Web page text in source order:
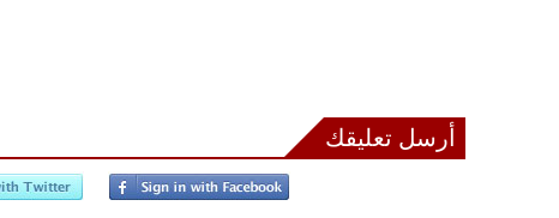
أرسل تعليقك